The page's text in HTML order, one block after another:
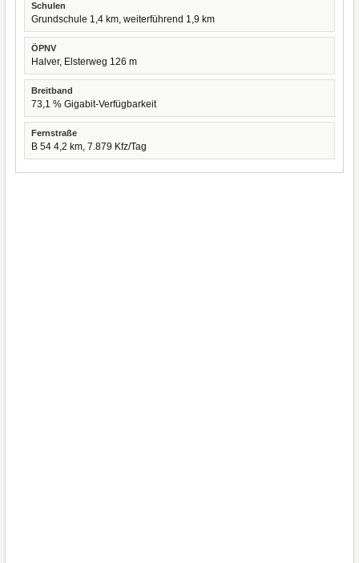
Schulen
Grundschule 1,4 km, weiterführend 1,9 km
ÖPNV
Halver, Elsterweg 126 m
Breitband
73,1 % Gigabit-Verfügbarkeit
Fernstraße
B 54 4,2 km, 7.879 Kfz/Tag